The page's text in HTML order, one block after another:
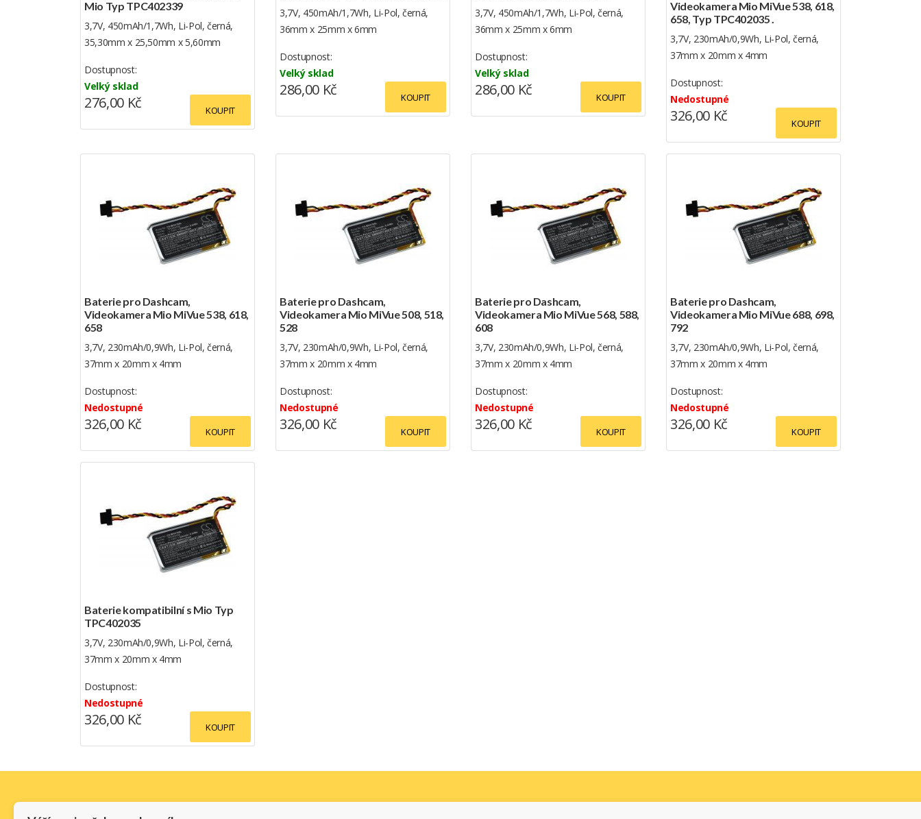
Mio Typ TPC402339
3,7V, 450mAh/1,7Wh, Li-Pol, černá,
35,30mm x 25,50mm x 5,60mm
Dostupnost:
Velký sklad
KOUPIT
276,00 Kč
3,7V, 450mAh/1,7Wh, Li-Pol, černá,
36mm x 25mm x 6mm
Dostupnost:
Velký sklad
KOUPIT
286,00 Kč
3,7V, 450mAh/1,7Wh, Li-Pol, černá,
36mm x 25mm x 6mm
Dostupnost:
Velký sklad
KOUPIT
286,00 Kč
Videokamera Mio MiVue 538, 618,
658, Typ TPC402035 .
3,7V, 230mAh/0,9Wh, Li-Pol, černá,
37mm x 20mm x 4mm
Dostupnost:
Nedostupné
KOUPIT
326,00 Kč
Baterie pro Dashcam,
Videokamera Mio MiVue 538, 618,
658
3,7V, 230mAh/0,9Wh, Li-Pol, černá,
37mm x 20mm x 4mm
Dostupnost:
Nedostupné
KOUPIT
326,00 Kč
Baterie pro Dashcam,
Videokamera Mio MiVue 508, 518,
528
3,7V, 230mAh/0,9Wh, Li-Pol, černá,
37mm x 20mm x 4mm
Dostupnost:
Nedostupné
KOUPIT
326,00 Kč
Baterie pro Dashcam,
Videokamera Mio MiVue 568, 588,
608
3,7V, 230mAh/0,9Wh, Li-Pol, černá,
37mm x 20mm x 4mm
Dostupnost:
Nedostupné
KOUPIT
326,00 Kč
Baterie pro Dashcam,
Videokamera Mio MiVue 688, 698,
792
3,7V, 230mAh/0,9Wh, Li-Pol, černá,
37mm x 20mm x 4mm
Dostupnost:
Nedostupné
KOUPIT
326,00 Kč
Baterie kompatibilní s Mio Typ
TPC402035
3,7V, 230mAh/0,9Wh, Li-Pol, černá,
37mm x 20mm x 4mm
Dostupnost:
Nedostupné
KOUPIT
326,00 Kč